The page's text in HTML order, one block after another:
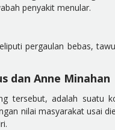
penyakit menular.
pergaulan bebas,
dan Anne Minahan
tersebut, adalah suatu
nilai masyarakat usai